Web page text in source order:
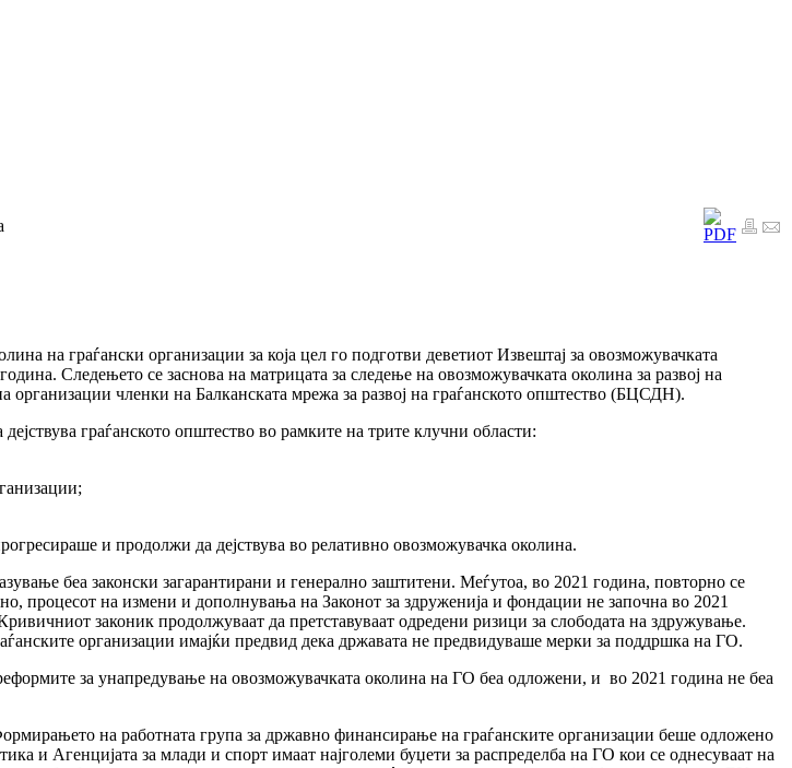
на граѓански организации за која цел го подготви деветиот Извештај за овозможувачката
Следењето се заснова на матрицата за следење на овозможувачката околина за развој на
организации членки на Балканската мрежа за развој на граѓанското општество (БЦСДН).
граѓанското општество во рамките на трите клучни области:
и продолжи да дејствува во релативно овозможувачка околина.
беа законски загарантирани и генерално заштитени. Меѓутоа, во 2021 година, повторно се
процесот на измени и дополнувања на Законот за здруженија и фондации не започна во 2021
законик продолжуваат да претставуваат одредени ризици за слободата на здружување.
организации имајќи предвид дека државата не предвидуваше мерки за поддршка на ГО.
за унапредување на овозможувачката околина на ГО беа одложени, и во 2021 година не беа
на работната група за државно финансирање на граѓанските организации беше одложено
и Агенцијата за млади и спорт имаат најголеми буџети за распределба на ГО кои се однесуваат на